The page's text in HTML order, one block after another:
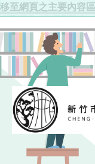
移至網頁之主要內容